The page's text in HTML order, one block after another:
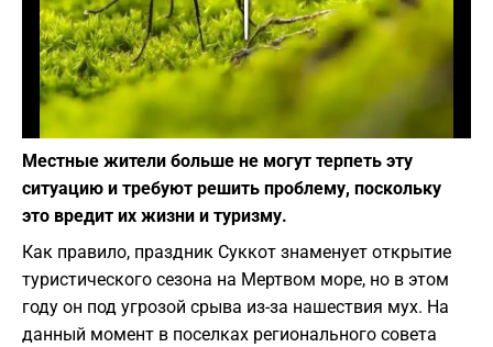
Play
Фото: pixabay.com
Местные жители больше не могут терпеть эту
ситуацию и требуют решить проблему, поскольку
это вредит их жизни и туризму.
Как правило, праздник Суккот знаменует открытие
туристического сезона на Мертвом море, но в этом
году он под угрозой срыва из-за нашествия мух. На
данный момент в поселках регионального совета